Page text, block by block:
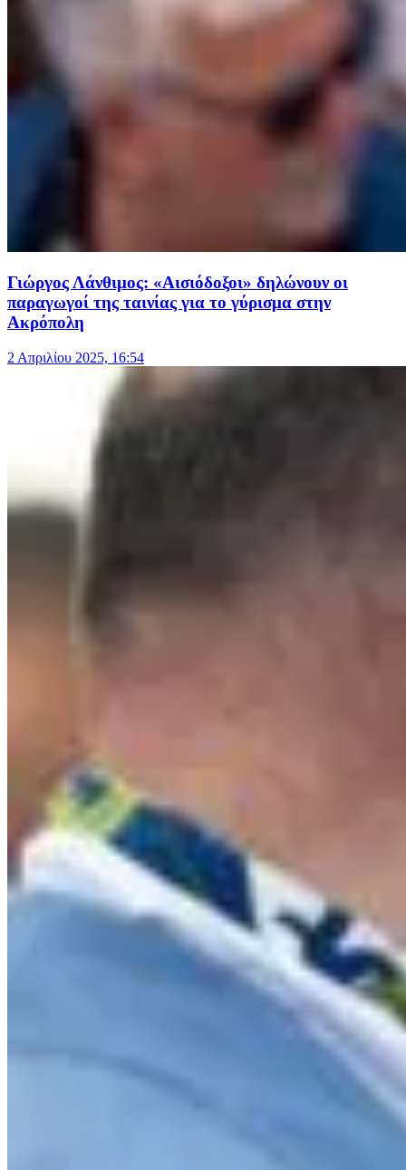
Γιώργος Λάνθιμος: «Αισιόδοξοι» δηλώνουν οι
παραγωγοί της ταινίας για το γύρισμα στην
Ακρόπολη
2 Απριλίου 2025, 16:54